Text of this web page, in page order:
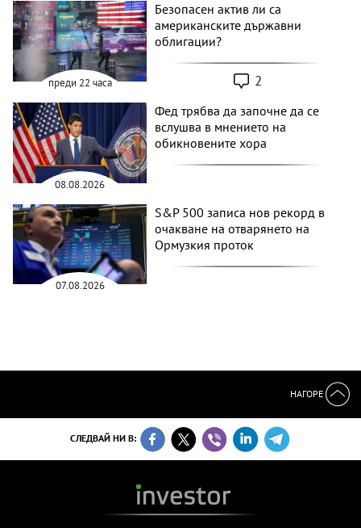
преди 22 часа
Безопасен актив ли са
американските държавни
облигации?
2
08.08.2026
Фед трябва да започне да се
вслушва в мнението на
обикновените хора
07.08.2026
S&P 500 записа нов рекорд в
очакване на отварянето на
Ормузкия проток
НАГОРЕ
СЛЕДВАЙ НИ В: